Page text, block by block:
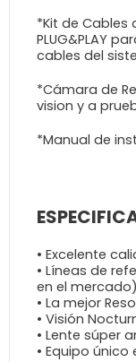
*Kit de
PLUG&PLAY
cables del
*Cámara de
vision y a
*Manual de
• Excelente
• Líneas de
en el
• La mejor
• Visión
• Lente súper
• Equipo